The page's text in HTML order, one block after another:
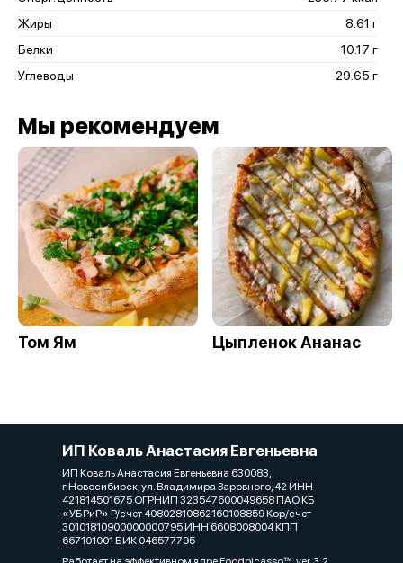
Жиры
8.61 г
Белки
10.17 г
Углеводы
29.65 г
Мы рекомендуем
Том Ям Цыпленок Ананас
ИП Коваль Анастасия Евгеньевна
ИП Коваль Анастасия Евгеньевна 630083,
г.Новосибирск, ул. Владимира Заровного, 42 ИНН
421814501675 ОГРНИП 323547600049658 ПАО КБ
«УБРиР» Р/счет 40802810862160108859 Кор/счет
30101810900000000795 ИНН 6608008004 КПП
667101001 БИК 046577795